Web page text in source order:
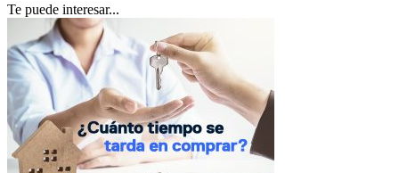
Te puede interesar...